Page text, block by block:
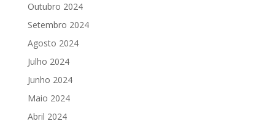
Outubro 2024
Setembro 2024
Agosto 2024
Julho 2024
Junho 2024
Maio 2024
Abril 2024